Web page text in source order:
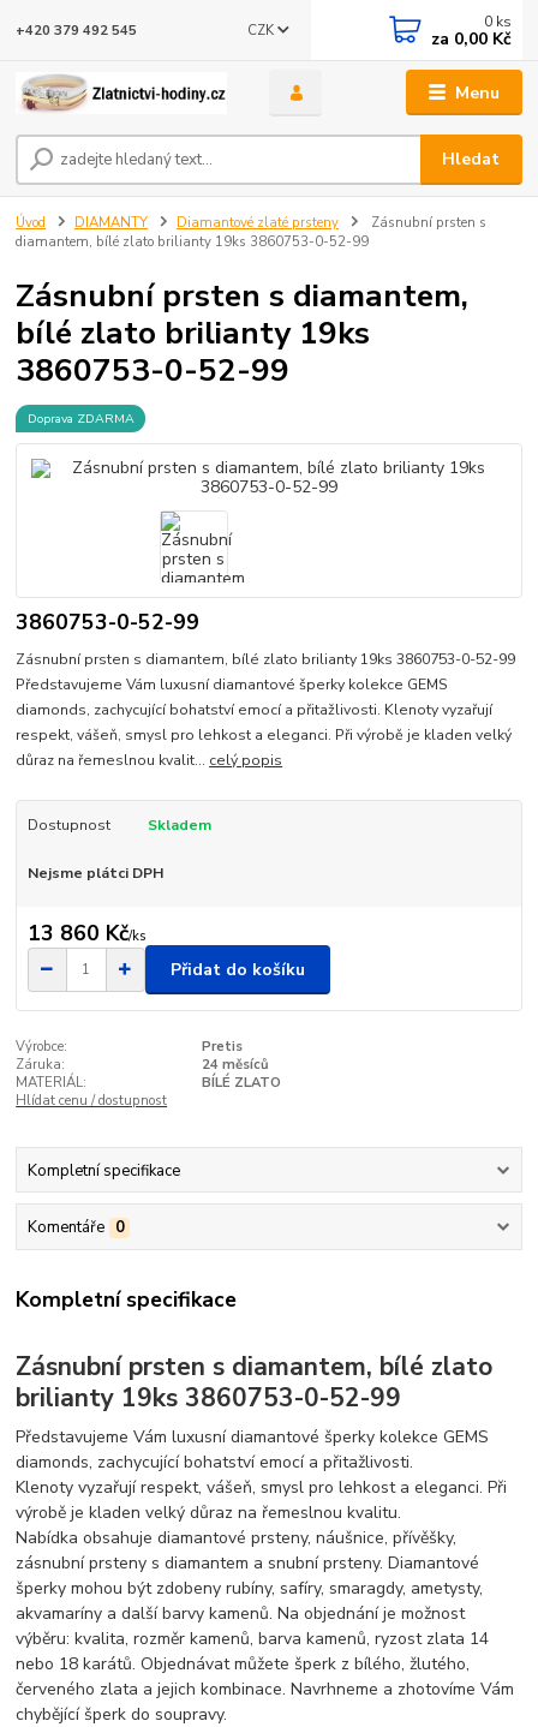
Menu
CZK
Hledat
+420 379 492 545 0 ks
za 0,00 Kč
Úvod DIAMANTY Diamantové zlaté prsteny
Zásnubní prsten s
diamantem, bílé zlato brilianty 19ks 3860753-0-52-99
Zásnubní prsten s diamantem,
bílé zlato brilianty 19ks
3860753-0-52-99
Doprava ZDARMA
3860753-0-52-99
Zásnubní prsten s diamantem, bílé zlato brilianty 19ks 3860753-0-52-99
Představujeme Vám luxusní diamantové šperky kolekce GEMS
diamonds, zachycující bohatství emocí a přitažlivosti. Klenoty vyzařují
respekt, vášeň, smysl pro lehkost a eleganci. Při výrobě je kladen velký
důraz na řemeslnou kvalit... celý popis
Dostupnost Skladem
Nejsme plátci DPH
13 860 Kč/ks
Přidat do košíku
Výrobce:
Pretis
Záruka:
24 měsíců
MATERIÁL:
BÍLÉ ZLATO
Hlídat cenu / dostupnost
Kompletní specifikace
Komentáře 0
Kompletní specifikace
Zásnubní prsten s diamantem, bílé zlato
brilianty 19ks 3860753-0-52-99
Představujeme Vám luxusní diamantové šperky kolekce GEMS
diamonds, zachycující bohatství emocí a přitažlivosti.
Klenoty vyzařují respekt, vášeň, smysl pro lehkost a eleganci. Při
výrobě je kladen velký důraz na řemeslnou kvalitu.
Nabídka obsahuje diamantové prsteny, náušnice, přívěšky,
zásnubní prsteny s diamantem a snubní prsteny. Diamantové
šperky mohou být zdobeny rubíny, safíry, smaragdy, ametysty,
akvamaríny a další barvy kamenů. Na objednání je možnost
výběru: kvalita, rozměr kamenů, barva kamenů, ryzost zlata 14
nebo 18 karátů. Objednávat můžete šperk z bílého, žlutého,
červeného zlata a jejich kombinace. Navrhneme a zhotovíme Vám
chybějící šperk do soupravy.